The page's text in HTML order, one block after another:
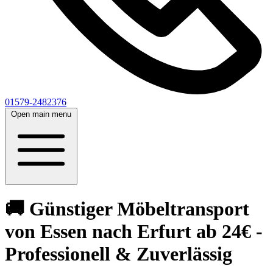
01579-2482376
Open main menu
🚚 Günstiger Möbeltransport
von Essen nach Erfurt ab 24€ -
Professionell & Zuverlässig